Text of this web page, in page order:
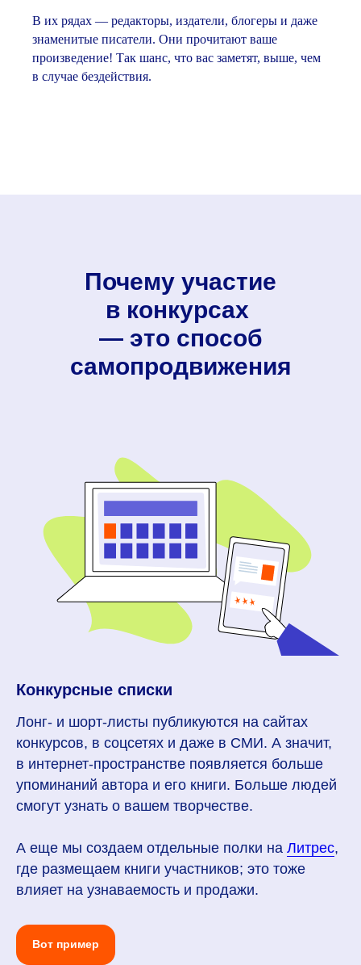
В их рядах — редакторы, издатели, блогеры и даже
знаменитые писатели. Они прочитают ваше
произведение! Так шанс, что вас заметят, выше, чем
в случае бездействия.
Почему участие
в конкурсах
— это способ
самопродвижения
Конкурсные списки
Лонг- и шорт-листы публикуются на сайтах
конкурсов, в соцсетях и даже в СМИ. А значит,
в интернет-пространстве появляется больше
упоминаний автора и его книги. Больше людей
смогут узнать о вашем творчестве.
А еще мы создаем отдельные полки на Литрес,
где размещаем книги участников; это тоже
влияет на узнаваемость и продажи.
Вот пример